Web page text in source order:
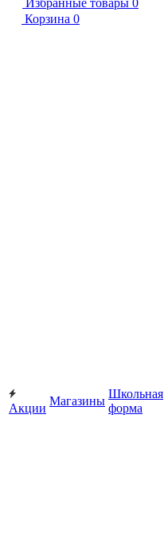
Избранные товары 0
Корзина 0
Акции
Магазины
Школьная
форма